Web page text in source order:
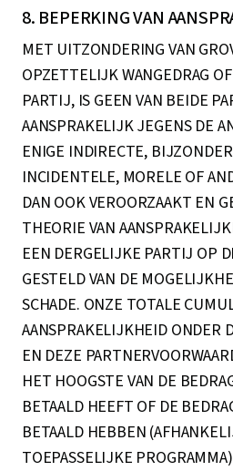
8. BEPERKING VAN
MET UITZONDERING VAN
OPZETTELIJK WANGEDRAG
PARTIJ, IS GEEN VAN BEIDE
AANSPRAKELIJK JEGENS DE
ENIGE INDIRECTE,
INCIDENTELE, MORELE OF
DAN OOK VEROORZAAKT EN
THEORIE VAN
EEN DERGELIJKE PARTIJ OP
GESTELD VAN DE
SCHADE. ONZE TOTALE
AANSPRAKELIJKHEID ONDER
EN DEZE
HET HOOGSTE VAN DE
BETAALD HEEFT OF DE
BETAALD HEBBEN
TOEPASSELIJKE